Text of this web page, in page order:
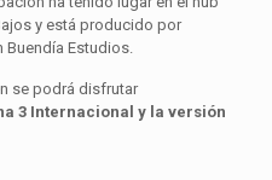
y está producido por
Estudios.
se podrá disfrutar
3 Internacional y la versión